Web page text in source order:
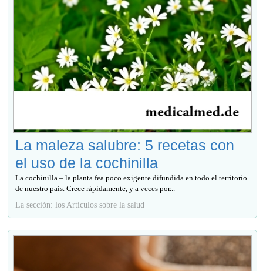
La maleza salubre: 5 recetas con
el uso de la cochinilla
La cochinilla – la planta fea poco exigente difundida en todo el territorio
de nuestro país. Crece rápidamente, y a veces por...
La sección: los Artículos sobre la salud